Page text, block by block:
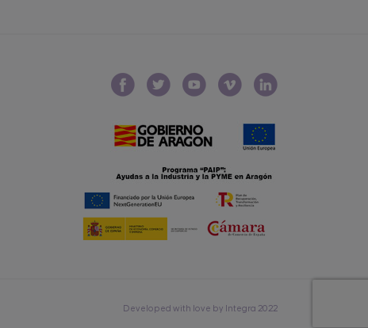
Developed with love by Integra 2022